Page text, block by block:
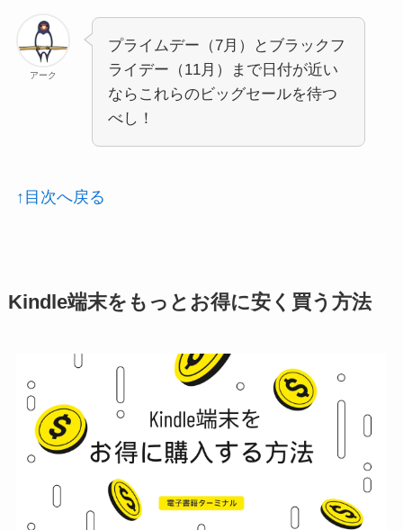
アーク
プライムデー（7月）とブラックフ
ライデー（11月）まで日付が近い
ならこれらのビッグセールを待つ
べし！
↑目次へ戻る
Kindle端末をもっとお得に安く買う方法